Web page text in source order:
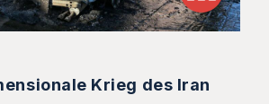
Krieg des Iran